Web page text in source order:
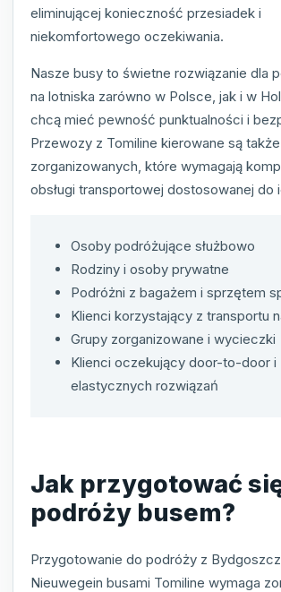
eliminującej konieczność przesiadek i
niekomfortowego oczekiwania.
Nasze busy to świetne rozwiązanie dla
na lotniska zarówno w Polsce, jak i w
chcą mieć pewność punktualności i
Przewozy z Tomiline kierowane są
zorganizowanych, które wymagają
obsługi transportowej dostosowanej do
Osoby podróżujące służbowo
Rodziny i osoby prywatne
Podróżni z bagażem i sprzętem
Klienci korzystający z transportu
Grupy zorganizowane i wycieczki
Klienci oczekujący door-to-door i
elastycznych rozwiązań
Jak przygotować
podróży busem?
Przygotowanie do podróży z
Nieuwegein busami Tomiline wymaga